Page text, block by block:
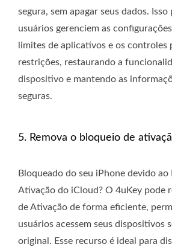
segura, sem apagar seus dados.
usuários gerenciem as
limites de aplicativos e os controles
restrições, restaurando a
dispositivo e mantendo as
seguras.
5. Remova o bloqueio de
Bloqueado do seu iPhone devido ao
Ativação do iCloud? O 4uKey pode
de Ativação de forma eficiente,
usuários acessem seus dispositivos
original. Esse recurso é ideal para